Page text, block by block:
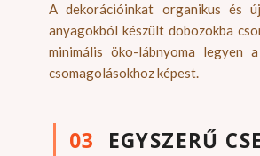
A dekorációinkat organikus és
anyagokból készült dobozokba
minimális öko-lábnyoma legyen
csomagolásokhoz képest.
03 EGYSZERŰ